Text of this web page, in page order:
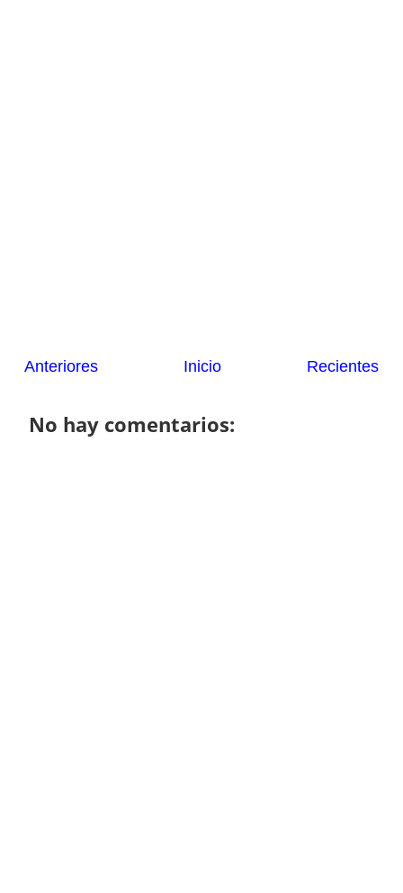
Recientes
Anteriores Inicio
No hay comentarios: